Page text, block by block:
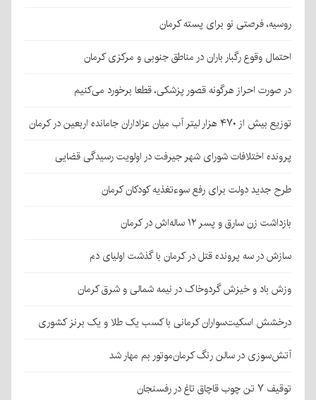
روسیه، فرصتی نو برای پسته کرمان
احتمال وقوع رگبار باران در مناطق جنوبی و مرکزی کرمان
در صورت احراز هرگونه قصور پزشکی، قطعا برخورد می‌کنیم
توزیع بیش از ۴۷۰ هزار لیتر آب میان عزاداران جامانده اربعین در کرمان
پرونده اختلافات شورای شهر جیرفت در اولویت رسیدگی قضایی
طرح جدید دولت برای رفع سوءتغذیه کودکان کرمان
بازداشت زن سارق و پسر ۱۲ ساله‌اش در کرمان
سازش در سه پرونده قتل در کرمان با گذشت اولیای دم
وزش باد و خیزش گردوخاک در نیمه شمالی و شرق کرمان
درخشش اسکیت‌سواران کرمانی با کسب یک طلا و یک برنز کشوری
آتش‌سوزی در سالن رنگ کرمان‌موتور بم مهار شد
توقیف ۷ تن چوب قاچاق تاغ در رفسنجان